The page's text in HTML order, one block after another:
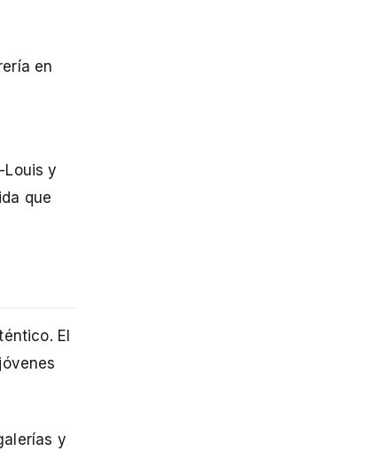
en
Louis y
que
El
y